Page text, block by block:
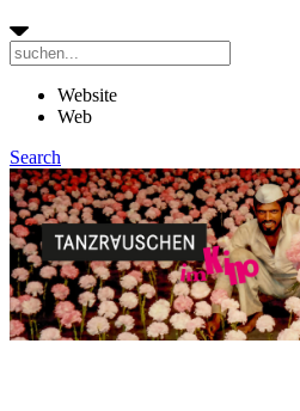
Website
Web
Search